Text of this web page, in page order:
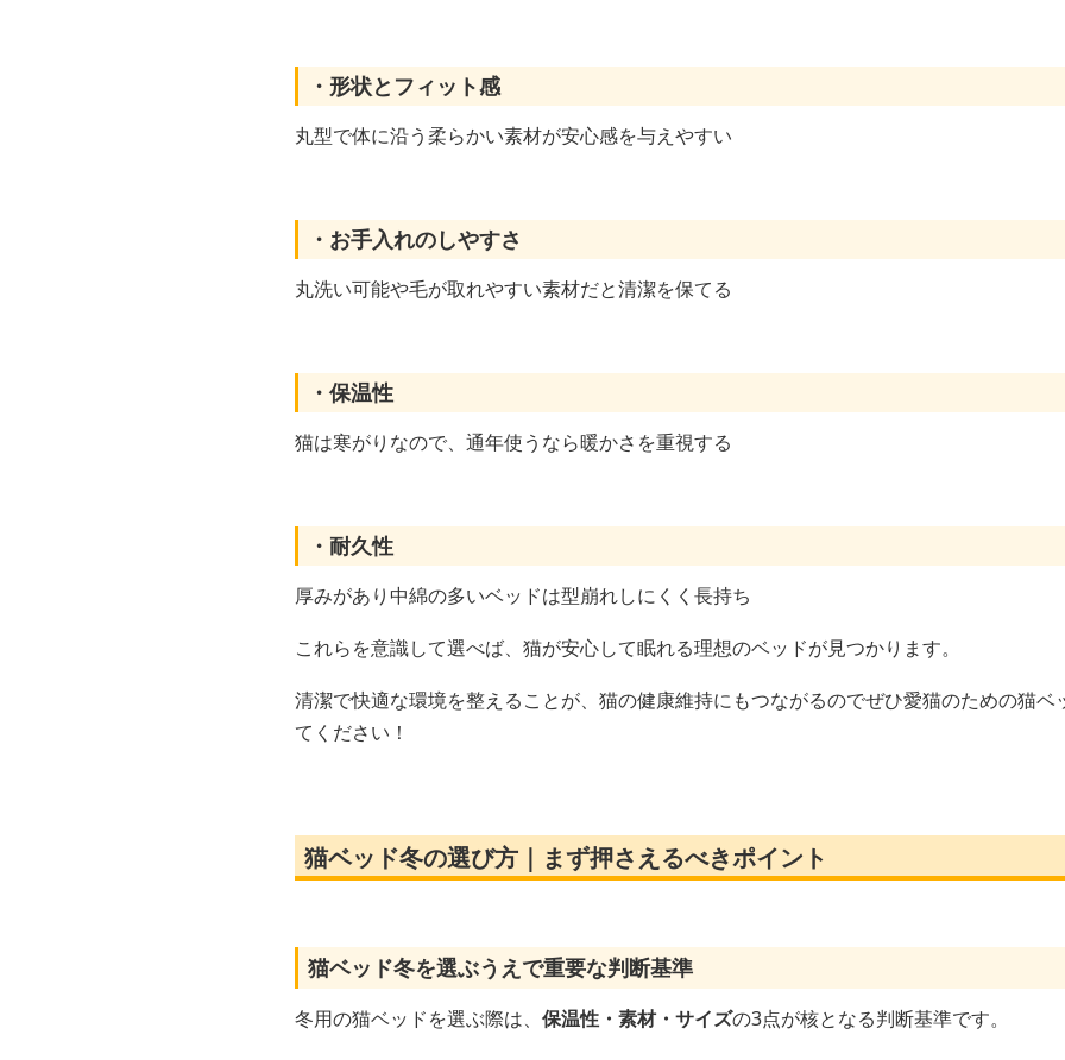
・形状とフィット感
丸型で体に沿う柔らかい素材が安心感を与えやすい
・お手入れのしやすさ
丸洗い可能や毛が取れやすい素材だと清潔を保てる
・保温性
猫は寒がりなので、通年使うなら暖かさを重視する
・耐久性
厚みがあり中綿の多いベッドは型崩れしにくく長持ち
これらを意識して選べば、猫が安心して眠れる理想のベッドが見つかります。
清潔で快適な環境を整えることが、猫の健康維持にもつながるのでぜひ愛猫のための猫
てください！
猫ベッド冬の選び方｜まず押さえるべきポイント
猫ベッド冬を選ぶうえで重要な判断基準
冬用の猫ベッドを選ぶ際は、 保温性・素材・サイズの3点が核となる判断基準です。